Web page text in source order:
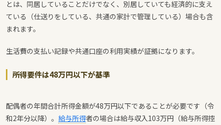
とは、同居していることだけでなく、別居していても経済的に支え
ている（仕送りをしている、共通の家計で管理している）場合も含
まれます。
生活費の支払い記録や共通口座の利用実績が証拠になります。
所得要件は48万円以下が基準
配偶者の年間合計所得金額が48万円以下であることが必要です（令
和2年分以降）。 給与所得者の場合は給与収入103万円（給与所得控